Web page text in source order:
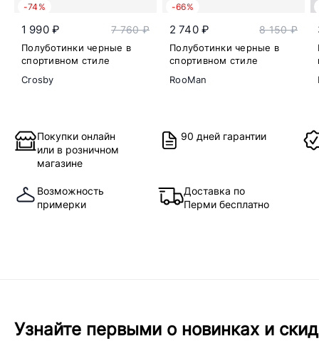
-74%
1 990 ₽ 7 760 ₽
Полуботинки черные в
спортивном стиле
Crosby
-66%
2 740 ₽ 8 150 ₽
Полуботинки черные в
спортивном стиле
RooMan
Покупки онлайн
или в розничном
магазине
90 дней гарантии
Возможность
примерки
Доставка по
Перми бесплатно
Узнайте первыми о новинках и